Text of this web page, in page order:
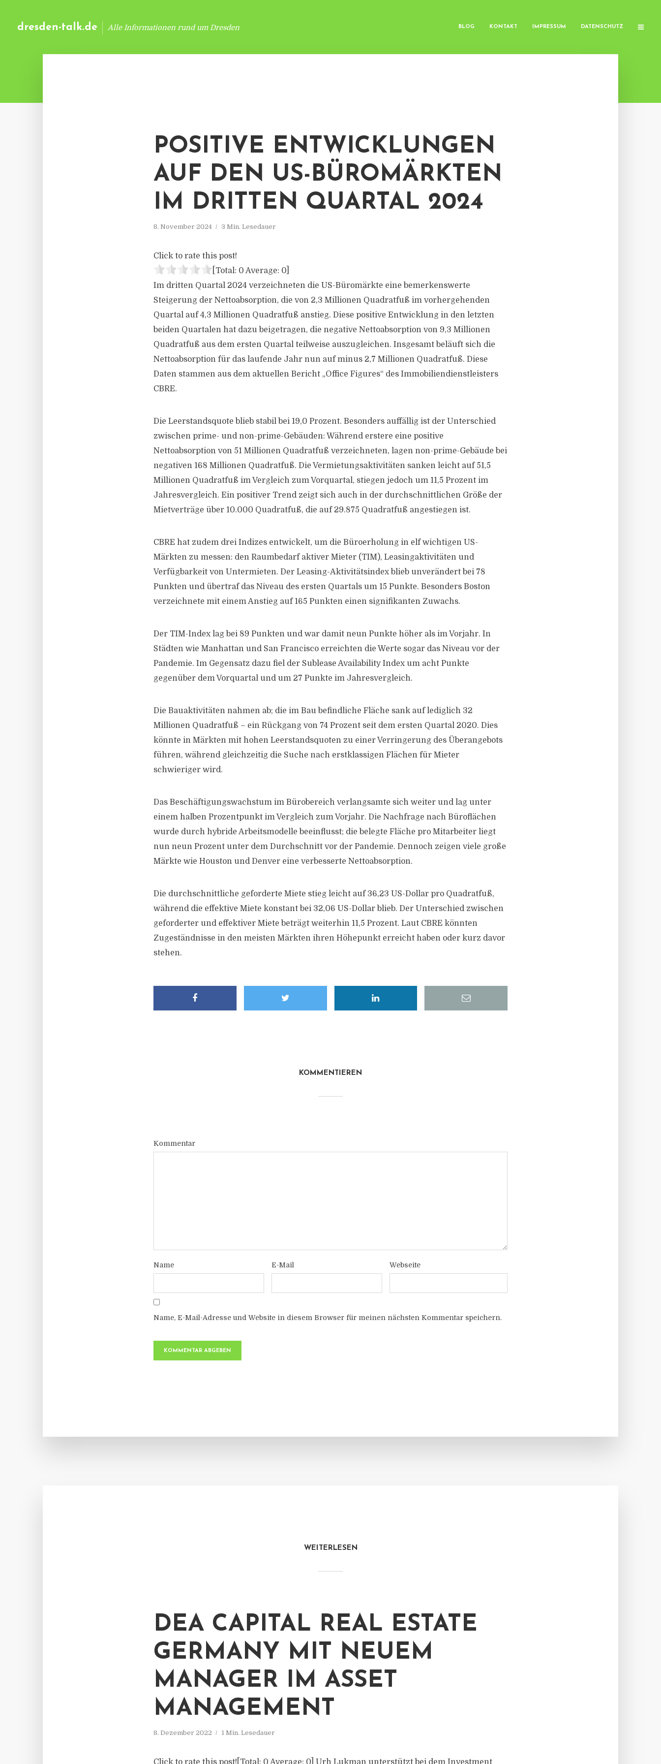
dresden-talk.de Alle Informationen rund um Dresden BLOG KONTAKT IMPRESSUM DATENSCHUTZ
POSITIVE ENTWICKLUNGEN
AUF DEN US-BÜROMÄRKTEN
IM DRITTEN QUARTAL 2024
8. November 2024 3 Min. Lesedauer
Click to rate this post!
[Total: 0 Average: 0
Im dritten Quartal 2024 verzeichneten die US-Büromärkte eine bemerkenswerte
Steigerung der Nettoabsorption, die von 2,3 Millionen Quadratfuß im vorhergehenden
Quartal auf 4,3 Millionen Quadratfuß anstieg. Diese positive Entwicklung in den letzten
beiden Quartalen hat dazu beigetragen, die negative Nettoabsorption von 9,3 Millionen
Quadratfuß aus dem ersten Quartal teilweise auszugleichen. Insgesamt beläuft sich die
Nettoabsorption für das laufende Jahr nun auf minus 2,7 Millionen Quadratfuß. Diese
Daten stammen aus dem aktuellen Bericht „Office Figures“ des Immobiliendienstleisters
CBRE.
Die Leerstandsquote blieb stabil bei 19,0 Prozent. Besonders auffällig ist der Unterschied
zwischen prime- und non-prime-Gebäuden: Während erstere eine positive
Nettoabsorption von 51 Millionen Quadratfuß verzeichneten, lagen non-prime-Gebäude bei
negativen 168 Millionen Quadratfuß. Die Vermietungsaktivitäten sanken leicht auf 51,5
Millionen Quadratfuß im Vergleich zum Vorquartal, stiegen jedoch um 11,5 Prozent im
Jahresvergleich. Ein positiver Trend zeigt sich auch in der durchschnittlichen Größe der
Mietverträge über 10.000 Quadratfuß, die auf 29.875 Quadratfuß angestiegen ist.
CBRE hat zudem drei Indizes entwickelt, um die Büroerholung in elf wichtigen US-
Märkten zu messen: den Raumbedarf aktiver Mieter (TIM), Leasingaktivitäten und
Verfügbarkeit von Untermieten. Der Leasing-Aktivitätsindex blieb unverändert bei 78
Punkten und übertraf das Niveau des ersten Quartals um 15 Punkte. Besonders Boston
verzeichnete mit einem Anstieg auf 165 Punkten einen signifikanten Zuwachs.
Der TIM-Index lag bei 89 Punkten und war damit neun Punkte höher als im Vorjahr. In
Städten wie Manhattan und San Francisco erreichten die Werte sogar das Niveau vor der
Pandemie. Im Gegensatz dazu fiel der Sublease Availability Index um acht Punkte
gegenüber dem Vorquartal und um 27 Punkte im Jahresvergleich.
Die Bauaktivitäten nahmen ab; die im Bau befindliche Fläche sank auf lediglich 32
Millionen Quadratfuß – ein Rückgang von 74 Prozent seit dem ersten Quartal 2020. Dies
könnte in Märkten mit hohen Leerstandsquoten zu einer Verringerung des Überangebots
führen, während gleichzeitig die Suche nach erstklassigen Flächen für Mieter
schwieriger wird.
Das Beschäftigungswachstum im Bürobereich verlangsamte sich weiter und lag unter
einem halben Prozentpunkt im Vergleich zum Vorjahr. Die Nachfrage nach Büroflächen
wurde durch hybride Arbeitsmodelle beeinflusst; die belegte Fläche pro Mitarbeiter liegt
nun neun Prozent unter dem Durchschnitt vor der Pandemie. Dennoch zeigen viele große
Märkte wie Houston und Denver eine verbesserte Nettoabsorption.
Die durchschnittliche geforderte Miete stieg leicht auf 36,23 US-Dollar pro Quadratfuß,
während die effektive Miete konstant bei 32,06 US-Dollar blieb. Der Unterschied zwischen
geforderter und effektiver Miete beträgt weiterhin 11,5 Prozent. Laut CBRE könnten
Zugeständnisse in den meisten Märkten ihren Höhepunkt erreicht haben oder kurz davor
stehen.
KOMMENTIEREN
Kommentar
Name E-Mail Webseite
Name, E-Mail-Adresse und Website in diesem Browser für meinen nächsten Kommentar speichern.
WEITERLESEN
DEA CAPITAL REAL ESTATE
GERMANY MIT NEUEM
MANAGER IM ASSET
MANAGEMENT
8. Dezember 2022 1 Min. Lesedauer
Click to rate this post![Total: 0 Average: 0] Urh Lukman unterstützt bei dem Investment